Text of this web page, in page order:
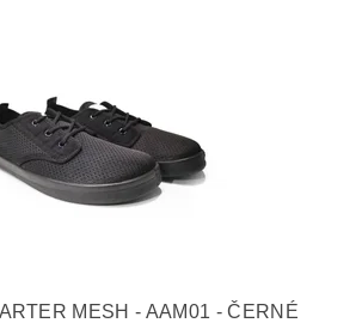
MESH - AAM01 - ČERNÉ